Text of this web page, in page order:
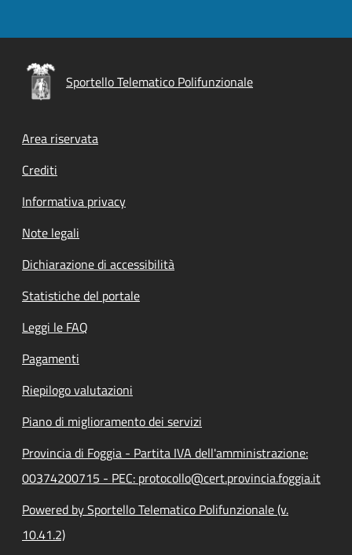
Sportello Telematico Polifunzionale
Footer menu
Area riservata
Crediti
Informativa privacy
Note legali
Dichiarazione di accessibilità
Statistiche del portale
Leggi le FAQ
Pagamenti
Riepilogo valutazioni
Piano di miglioramento dei servizi
Provincia di Foggia - Partita IVA dell'amministrazione:
00374200715 - PEC: protocollo@cert.provincia.foggia.it
Powered by Sportello Telematico Polifunzionale (v.
10.41.2)